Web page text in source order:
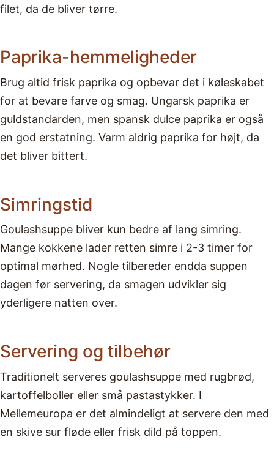
filet, da de bliver tørre.
Paprika-hemmeligheder
Brug altid frisk paprika og opbevar det i køleskabet
for at bevare farve og smag. Ungarsk paprika er
guldstandarden, men spansk dulce paprika er også
en god erstatning. Varm aldrig paprika for højt, da
det bliver bittert.
Simringstid
Goulashsuppe bliver kun bedre af lang simring.
Mange kokkene lader retten simre i 2-3 timer for
optimal mørhed. Nogle tilbereder endda suppen
dagen før servering, da smagen udvikler sig
yderligere natten over.
Servering og tilbehør
Traditionelt serveres goulashsuppe med rugbrød,
kartoffelboller eller små pastastykker. I
Mellemeuropa er det almindeligt at servere den med
en skive sur fløde eller frisk dild på toppen.